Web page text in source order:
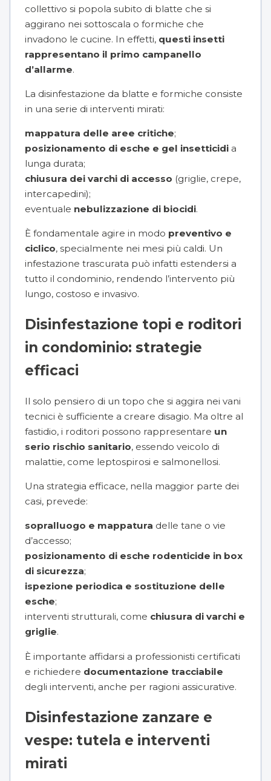
collettivo si popola subito di blatte che si
aggirano nei sottoscala o formiche che
invadono le cucine. In effetti, questi insetti
rappresentano il primo campanello
d’allarme.
La disinfestazione da blatte e formiche consiste
in una serie di interventi mirati:
mappatura delle aree critiche;
posizionamento di esche e gel insetticidi a
lunga durata;
chiusura dei varchi di accesso (griglie, crepe,
intercapedini);
eventuale nebulizzazione di biocidi.
È fondamentale agire in modo preventivo e
ciclico, specialmente nei mesi più caldi. Un
infestazione trascurata può infatti estendersi a
tutto il condominio, rendendo l’intervento più
lungo, costoso e invasivo.
Disinfestazione topi e roditori
in condominio: strategie
efficaci
Il solo pensiero di un topo che si aggira nei vani
tecnici è sufficiente a creare disagio. Ma oltre al
fastidio, i roditori possono rappresentare un
serio rischio sanitario, essendo veicolo di
malattie, come leptospirosi e salmonellosi.
Una strategia efficace, nella maggior parte dei
casi, prevede:
sopralluogo e mappatura delle tane o vie
d’accesso;
posizionamento di esche rodenticide in box
di sicurezza;
ispezione periodica e sostituzione delle
esche;
interventi strutturali, come chiusura di varchi e
griglie.
È importante affidarsi a professionisti certificati
e richiedere documentazione tracciabile
degli interventi, anche per ragioni assicurative.
Disinfestazione zanzare e
vespe: tutela e interventi
mirati